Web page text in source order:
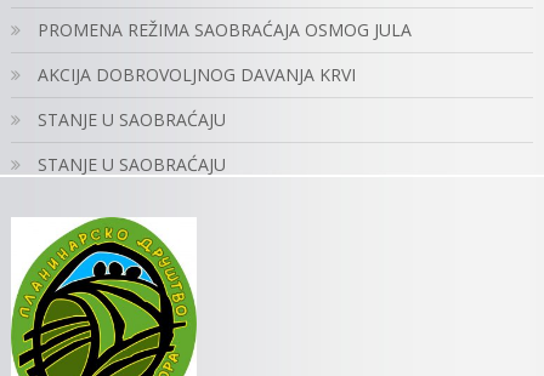
PROMENA REŽIMA SAOBRAĆAJA OSMOG JULA
AKCIJA DOBROVOLJNOG DAVANJA KRVI
STANJE U SAOBRAĆAJU
STANJE U SAOBRAĆAJU